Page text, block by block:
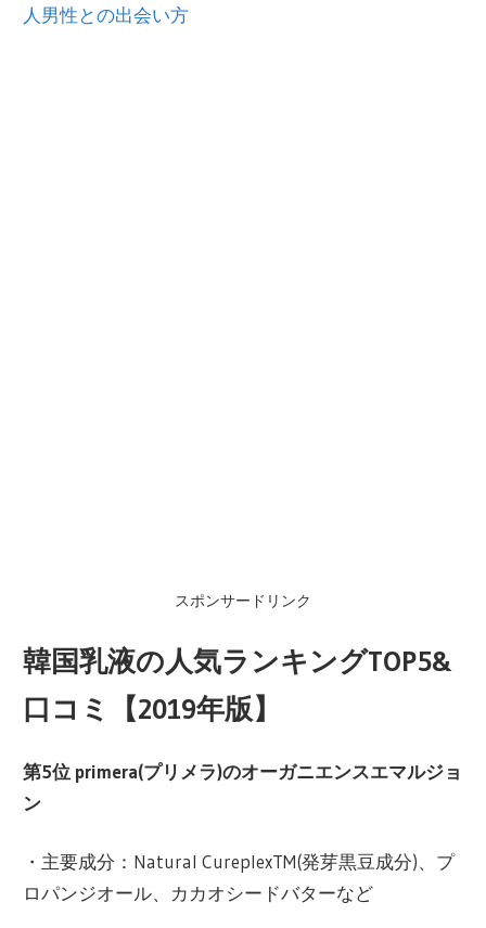
人男性との出会い方
スポンサードリンク
韓国乳液の人気ランキングTOP5&
口コミ【2019年版】
第5位 primera(プリメラ)のオーガニエンスエマルジョ
ン
・主要成分：Natural CureplexTM(発芽黒豆成分)、プ
ロパンジオール、カカオシードバターなど